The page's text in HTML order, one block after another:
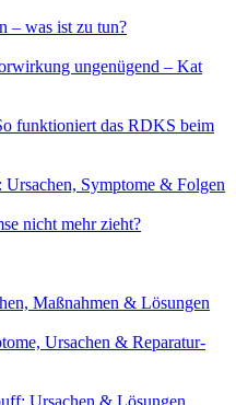
– was ist zu tun?
ungenügend – Kat
funktioniert das RDKS beim
Symptome & Folgen
nicht mehr zieht?
Maßnahmen & Lösungen
Ursachen & Reparatur-
Ursachen & Lösungen